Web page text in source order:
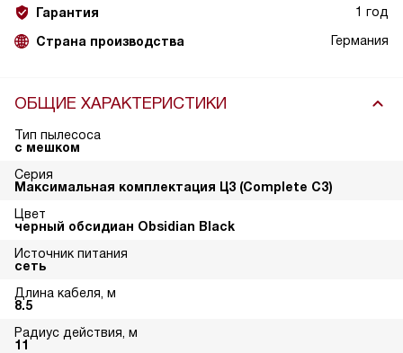
Гарантия 1 год
Страна производства Германия
ОБЩИЕ ХАРАКТЕРИСТИКИ
Тип пылесоса
с мешком
Серия
Максимальная комплектация Ц3 (Complete C3)
Цвет
черный обсидиан Obsidian Black
Источник питания
сеть
Длина кабеля, м
8.5
Радиус действия, м
11